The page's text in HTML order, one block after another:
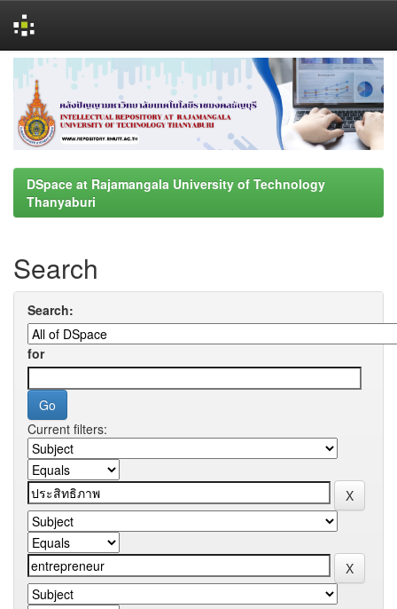
navigation
DSpace at Rajamangala University of Technology
Thanyaburi
Search
Search:
for
Current filters: